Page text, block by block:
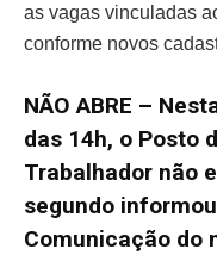
as vagas vinculadas
conforme novos
NÃO ABRE –
das 14h, o Posto
Trabalhador não
segundo
Comunicação do